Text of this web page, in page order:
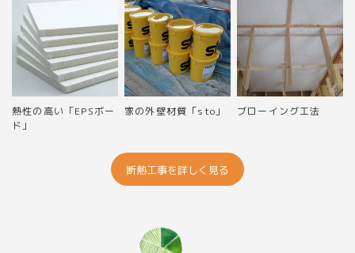
熱性の高い「EPSボー
ド」
家の外壁材質「sto」 ブローイング工法
断熱工事を詳しく見る